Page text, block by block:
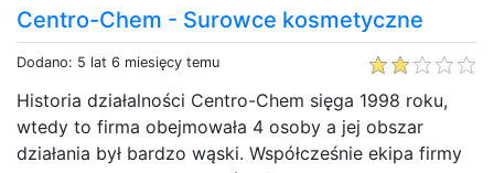
Centro-Chem - Surowce kosmetyczne
Dodano: 5 lat 6 miesięcy temu
Historia działalności Centro-Chem sięga 1998 roku,
wtedy to firma obejmowała 4 osoby a jej obszar
działania był bardzo wąski. Współcześnie ekipa firmy